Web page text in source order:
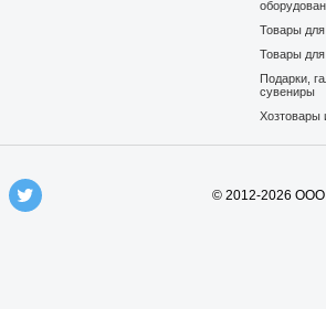
Товары
Товары
Подарки,
сувениры
Хозтовары
© 2012-2026